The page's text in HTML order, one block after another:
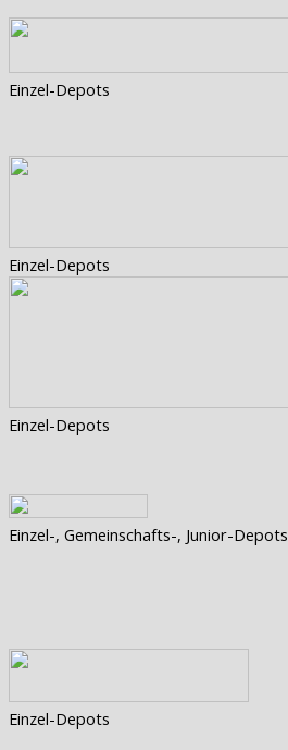
Einzel-Depots
Einzel-Depots
Einzel-Depots
Einzel-, Gemeinschafts-, Junior-Depots
Einzel-Depots